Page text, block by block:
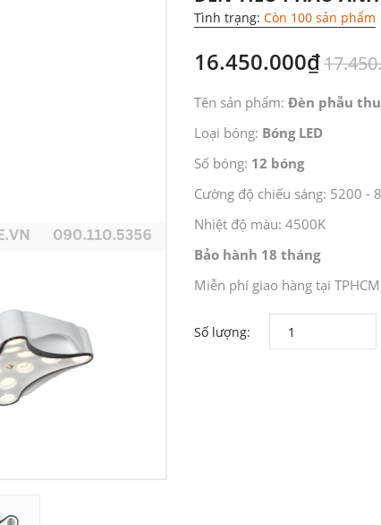
Tình trạng: Còn 100 sản phẩm
16.450.000₫
Tên sản phẩm: Đèn phẫu
Loại bóng: Bóng LED
Số bóng: 12 bóng
Cường độ chiếu sáng: 5200 -
Nhiệt độ màu: 4500K
Bảo hành 18 tháng
Miễn phí giao hàng tại
Số lượng: